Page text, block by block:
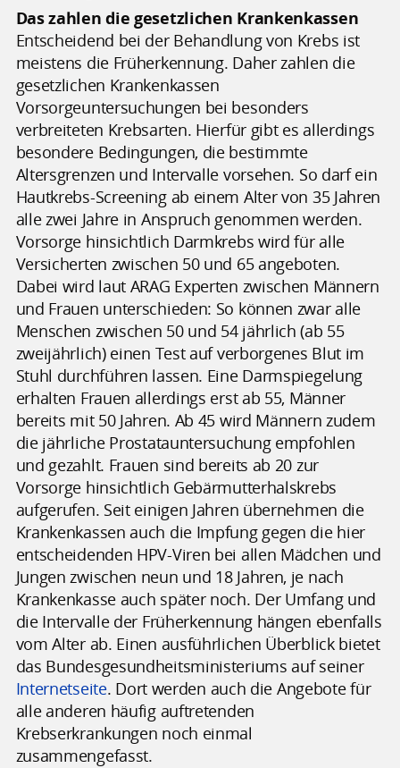
Das zahlen die gesetzlichen Krankenkassen
Entscheidend bei der Behandlung von Krebs ist
meistens die Früherkennung. Daher zahlen die
gesetzlichen Krankenkassen
Vorsorgeuntersuchungen bei besonders
verbreiteten Krebsarten. Hierfür gibt es allerdings
besondere Bedingungen, die bestimmte
Altersgrenzen und Intervalle vorsehen. So darf ein
Hautkrebs-Screening ab einem Alter von 35 Jahren
alle zwei Jahre in Anspruch genommen werden.
Vorsorge hinsichtlich Darmkrebs wird für alle
Versicherten zwischen 50 und 65 angeboten.
Dabei wird laut ARAG Experten zwischen Männern
und Frauen unterschieden: So können zwar alle
Menschen zwischen 50 und 54 jährlich (ab 55
zweijährlich) einen Test auf verborgenes Blut im
Stuhl durchführen lassen. Eine Darmspiegelung
erhalten Frauen allerdings erst ab 55, Männer
bereits mit 50 Jahren. Ab 45 wird Männern zudem
die jährliche Prostatauntersuchung empfohlen
und gezahlt. Frauen sind bereits ab 20 zur
Vorsorge hinsichtlich Gebärmutterhalskrebs
aufgerufen. Seit einigen Jahren übernehmen die
Krankenkassen auch die Impfung gegen die hier
entscheidenden HPV-Viren bei allen Mädchen und
Jungen zwischen neun und 18 Jahren, je nach
Krankenkasse auch später noch. Der Umfang und
die Intervalle der Früherkennung hängen ebenfalls
vom Alter ab. Einen ausführlichen Überblick bietet
das Bundesgesundheitsministeriums auf seiner
Internetseite. Dort werden auch die Angebote für
alle anderen häufig auftretenden
Krebserkrankungen noch einmal
zusammengefasst.